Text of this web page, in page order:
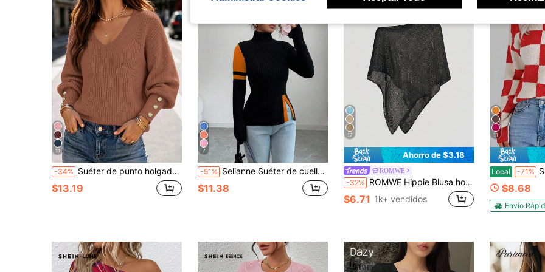
11
-34% Suéter de punto holgado con cuello en V y botones para mujer, jersey informal y versátil de punto acanalado y ligero
$13.19
7
-51% Selianne Suéter de cuello alto negro con parches de mujer, con dobladillo verde, abertura y contraste de color, un regalo ideal para Navidad, Año Nuevo y Acción de Gracias
$11.38
17
Ahorro de $3.18
ROMWE
-32% ROMWE Hippie Blusa holgada de punto calado para mujer, adecuada para vacaciones en la playa
$6.71 1k+ vendidos
11
Local -71% Suéter
$8.68
Envío